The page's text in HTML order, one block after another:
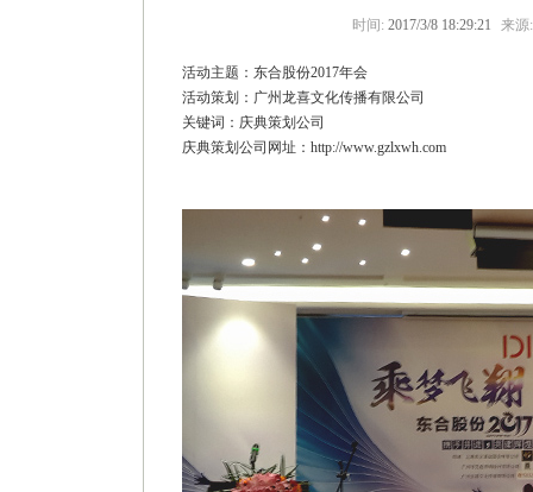
时间: 2017/3/8 18:29:21 来源:
活动主题：东合股份2017年会
活动策划：广州龙喜文化传播有限公司
关键词：庆典策划公司
庆典策划公司网址：http://www.gzlxwh.com